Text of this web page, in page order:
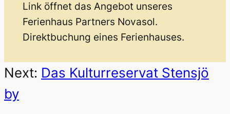
Link öffnet das Angebot unseres
Ferienhaus Partners Novasol.
Direktbuchung eines Ferienhauses.
Next: Das Kulturreservat Stensjö
by